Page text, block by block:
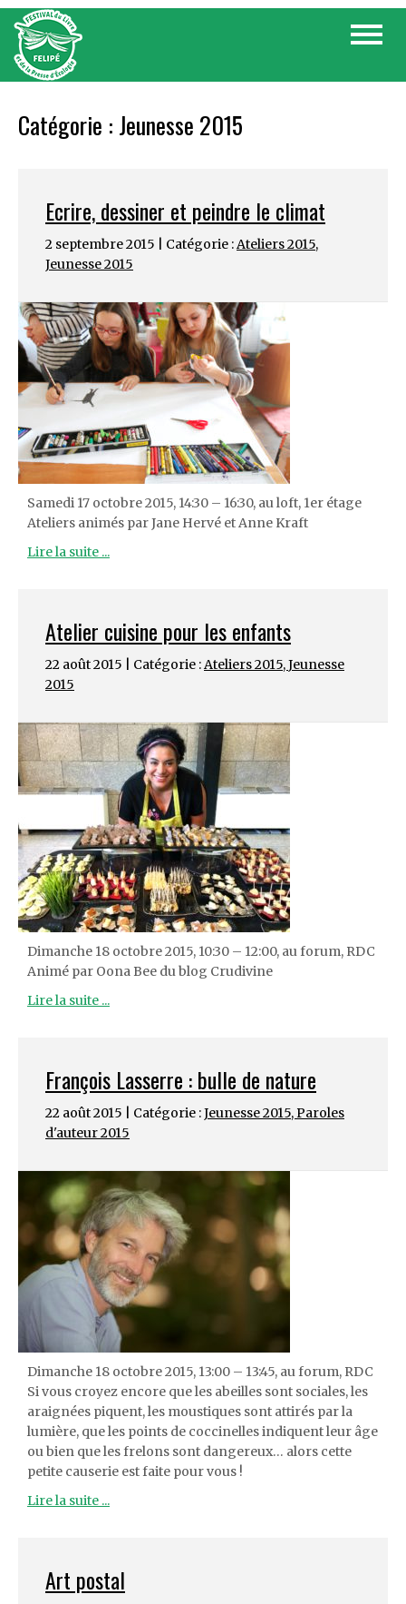
Skip
content
Toggle
Catégorie : Jeunesse 2015
Ecrire, dessiner et peindre le climat
2 septembre 2015 | Catégorie :Ateliers 2015,
Jeunesse 2015
Samedi 17 octobre 2015, 14:30 – 16:30, au loft, 1er étage
Ateliers animés par Jane Hervé et Anne Kraft
Lire la suite ...
Atelier cuisine pour les enfants
22 août 2015 | Catégorie :Ateliers 2015,Jeunesse
2015
Dimanche 18 octobre 2015, 10:30 – 12:00, au forum, RDC
Animé par Oona Bee du blog Crudivine
Lire la suite ...
François Lasserre : bulle de nature
22 août 2015 | Catégorie :Jeunesse 2015,Paroles
d'auteur 2015
Dimanche 18 octobre 2015, 13:00 – 13:45, au forum, RDC
Si vous croyez encore que les abeilles sont sociales, les
araignées piquent, les moustiques sont attirés par la
lumière, que les points de coccinelles indiquent leur âge
ou bien que les frelons sont dangereux… alors cette
petite causerie est faite pour vous !
Lire la suite ...
Art postal